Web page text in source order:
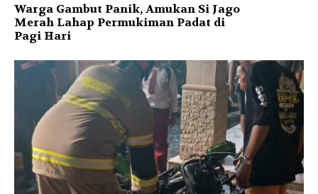
Warga Gambut Panik, Amukan Si Jago
Merah Lahap Permukiman Padat di
Pagi Hari